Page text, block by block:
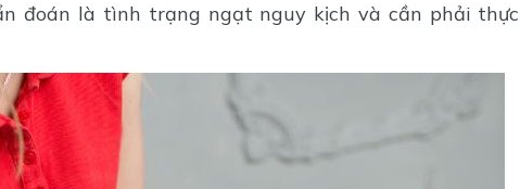
đoán là tình trạng ngạt nguy kịch và cần phải thực